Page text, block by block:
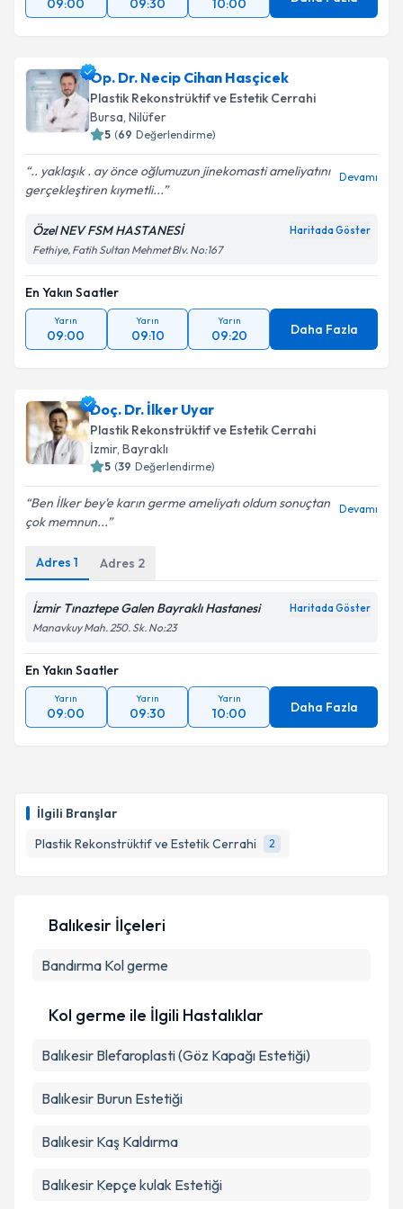
İlgili Branşlar
Plastik Rekonstrüktif ve Estetik Cerrahi
2
09:00 09:30 10:00
Op. Dr. Necip Cihan Hasçicek
Plastik Rekonstrüktif ve Estetik Cerrahi
Bursa, Nilüfer
5 (69 Değerlendirme)
.. yaklaşık . ay önce oğlumuzun jinekomasti ameliyatını
gerçekleştiren kıymetli...
Devamı
Özel NEV FSM HASTANESİ Haritada Göster
Fethiye, Fatih Sultan Mehmet Blv. No:167
En Yakın Saatler
Yarın
09:00
Yarın
09:10
Yarın
09:20 Daha Fazla
Doç. Dr. İlker Uyar
Plastik Rekonstrüktif ve Estetik Cerrahi
İzmir, Bayraklı
5 (39 Değerlendirme)
Ben İlker bey'e karın germe ameliyatı oldum sonuçtan
çok memnun...
Devamı
Adres 1 Adres 2
İzmir Tınaztepe Galen Bayraklı Hastanesi Haritada Göster
Manavkuy Mah. 250. Sk. No:23
En Yakın Saatler
Yarın
09:00
Yarın
09:30
Yarın
10:00 Daha Fazla
Balıkesir İlçeleri
Bandırma Kol germe
Kol germe ile İlgili Hastalıklar
Balıkesir Blefaroplasti (Göz Kapağı Estetiği)
Balıkesir Burun Estetiği
Balıkesir Kaş Kaldırma
Balıkesir Kepçe kulak Estetiği